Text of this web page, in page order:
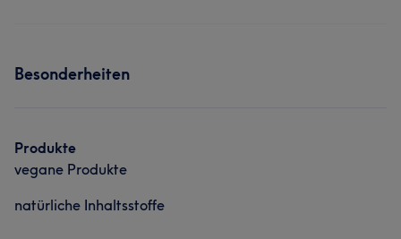
Besonderheiten
Produkte
vegane Produkte
natürliche Inhaltsstoffe